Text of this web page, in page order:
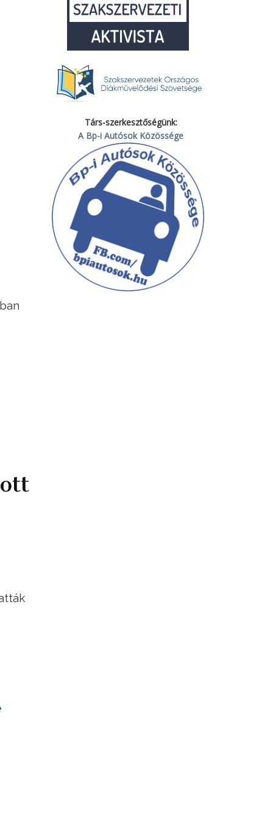
Társ-szerkesztőségünk:
A Bp-i Autósok Közössége